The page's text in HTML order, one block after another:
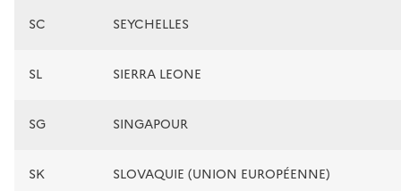
SC SEYCHELLES
SL SIERRA LEONE
SG SINGAPOUR
SK SLOVAQUIE (UNION EUROPÉENNE)